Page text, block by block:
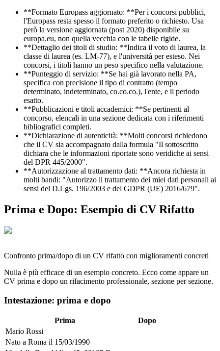
**Formato Europass aggiornato: **Per i concorsi pubblici,
l'Europass resta spesso il formato preferito o richiesto. Usa
però la versione aggiornata (post 2020) disponibile su
europa.eu, non quella vecchia con le tabelle rigide.
**Dettaglio dei titoli di studio: **Indica il voto di laurea, la
classe di laurea (es. LM-77), e l'università per esteso. Nei
concorsi, i titoli hanno un peso specifico nella valutazione.
**Punteggio di servizio: **Se hai già lavorato nella PA,
specifica con precisione il tipo di contratto (tempo
determinato, indeterminato, co.co.co.), l'ente, e il periodo
esatto.
**Pubblicazioni e titoli accademici: **Se pertinenti al
concorso, elencali in una sezione dedicata con i riferimenti
bibliografici completi.
**Dichiarazione di autenticità: **Molti concorsi richiedono
che il CV sia accompagnato dalla formula "Il sottoscritto
dichiara che le informazioni riportate sono veridiche ai sensi
del DPR 445/2000".
**Autorizzazione al trattamento dati: **Ancora richiesta in
molti bandi: "Autorizzo il trattamento dei miei dati personali ai
sensi del D.Lgs. 196/2003 e del GDPR (UE) 2016/679".
Prima e Dopo: Esempio di CV Rifatto
Confronto prima/dopo di un CV rifatto con miglioramenti concreti
Nulla è più efficace di un esempio concreto. Ecco come appare un
CV prima e dopo un rifacimento professionale, sezione per sezione.
Intestazione: prima e dopo
Prima
Dopo
Mario Rossi
Nato a Roma il 15/03/1990